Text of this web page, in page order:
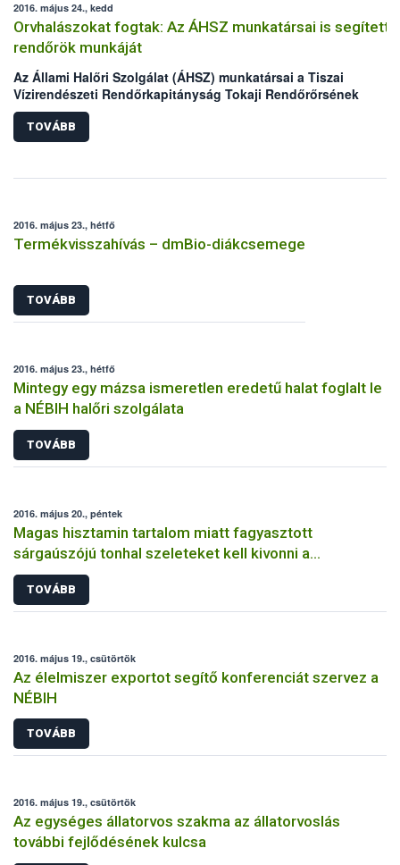
2016. május 24., kedd
Orvhalászokat fogtak: Az ÁHSZ munkatársai is
rendőrök munkáját
Az Állami Halőri Szolgálat (ÁHSZ) munkatársai a Tiszai
Vízirendészeti Rendőrkapitányság Tokaji Rendőrőrsének
kollégáival két nap alatt két orvhalász csapatra csaptak le a
Malom-Tisza holtágban.
TOVÁBB
2016. május 23., hétfő
Termékvisszahívás – dmBio-diákcsemege
TOVÁBB
2016. május 23., hétfő
Mintegy egy mázsa ismeretlen eredetű halat foglalt le
a NÉBIH halőri szolgálata
TOVÁBB
2016. május 20., péntek
Magas hisztamin tartalom miatt fagyasztott
sárgaúszójú tonhal szeleteket kell kivonni a
forgalomból
TOVÁBB
2016. május 19., csütörtök
Az élelmiszer exportot segítő konferenciát szervez a
NÉBIH
TOVÁBB
2016. május 19., csütörtök
Az egységes állatorvos szakma az állatorvoslás
további fejlődésének kulcsa